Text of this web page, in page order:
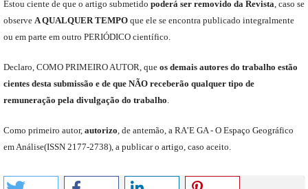
Estou ciente de que o artigo submetido poderá ser removido da Revista caso se
observe A QUALQUER TEMPOque elese encontra publicado integralmente
ou em parte em outro PERIÓDICOcientífico.
Declaro COMO PRIMEIRO AUTOR que os demais autores do trabalho estão
cientes desta submissão e de que NÃOreceberão qualquer tipo de
remuneração pela divulgação do trabalho
Como primeiro autor, autorizo de antemão, a RA’E GA - O Espaço Geográfico
em Análise(ISSN 2177-2738), a publicar o artigo, caso aceito.